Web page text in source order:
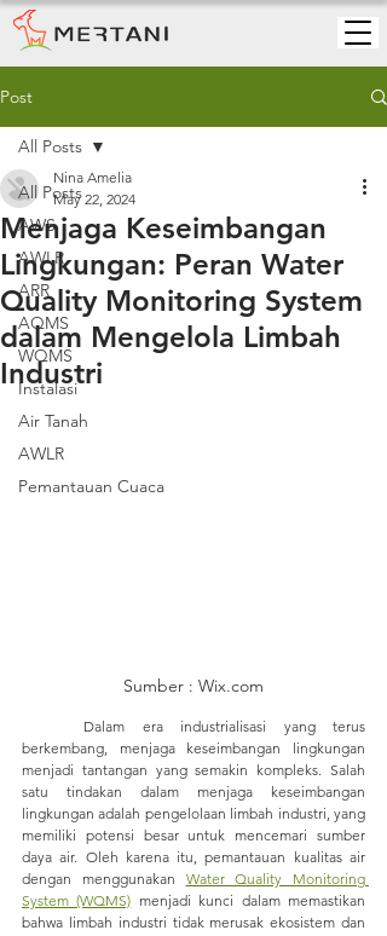
Post
All Posts
AWS
AWLR
ARR
AQMS
WQMS
Instalasi
Air Tanah
AWLR
Pemantauan Cuaca
All Posts
Menjaga Keseimbangan
Lingkungan: Peran Water
Quality Monitoring System
dalam Mengelola Limbah
Industri
Nina Amelia
May 22, 2024
Sumber : Wix.com
berkembang, menjaga keseimbangan lingkungan
menjadi tantangan yang semakin kompleks. Salah
satu tindakan dalam menjaga keseimbangan
lingkungan adalah pengelolaan limbah industri, yang
memiliki potensi besar untuk mencemari sumber
daya air. Oleh karena itu, pemantauan kualitas air
dengan menggunakan Water Quality Monitoring
System (WQMS) menjadi kunci dalam memastikan
bahwa limbah industri tidak merusak ekosistem dan